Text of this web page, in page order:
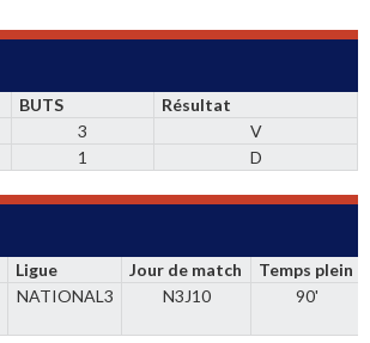
BUTS
Résultat
3
V
1 D
Ligue Jour de match
Temps plein
NATIONAL3 N3J10 90'